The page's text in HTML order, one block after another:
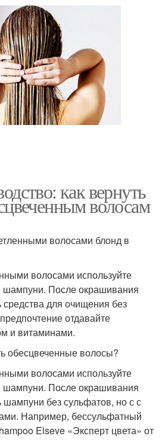
как вернуть
волосам
волосами блонд в
волосами используйте
шампуни. После окрашивания
для очищения без
отдавайте
и витаминами.
обесцвеченные волосы?
волосами используйте
шампуни. После окрашивания
без сульфатов, но с с
Например, бессульфатный
Elseve «Эксперт цвета» от